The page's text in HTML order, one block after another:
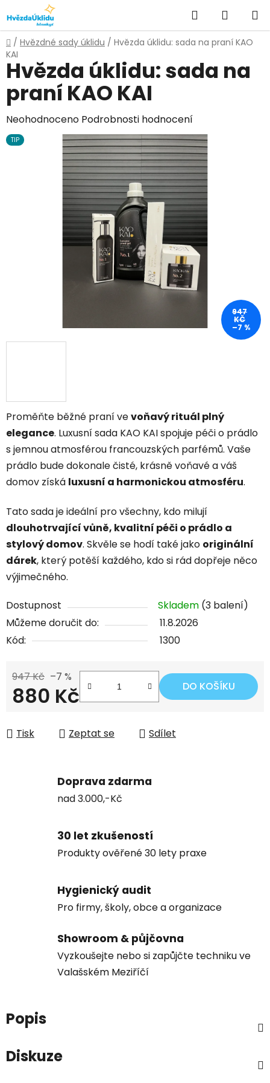
na
obsah
Hledat
KOŠÍK
Domů
/ Hvězdné sady úklidu / Hvězda úklidu: sada na praní KAO
KAI
Proměňte běžné praní vevoňavý rituál plný
elegance. Luxusní sada KAO KAI spojuje péči o prádlo
s jemnou atmosférou francouzských parfémů. Vaše
prádlo bude dokonale čisté, krásně voňavé a váš
domov získá luxusní a harmonickou atmosféru.
Tato sada je ideální pro všechny, kdo milují
dlouhotrvající vůně, kvalitní péči o prádlo a
stylový domov. Skvěle se hodí také jako originální
dárek, který potěší každého, kdo si rád dopřeje něco
výjimečného.
Dostupnost Skladem (3 balení)
Můžeme doručit do:
11.8.2026
Kód:
1300
947 Kč –7 %
880 Kč DO KOŠÍKU
Tisk Zeptat se Sdílet
Hvězda úklidu: sada na
praní KAO KAI
Průměrné
hodnocení
Neohodnoceno Podrobnosti hodnocení
TIP
947
KČ
–7 %
Doprava zdarma
nad 3.000,-Kč
30 let zkušeností
Produkty ověřené 30 lety praxe
Hygienický audit
Pro firmy, školy, obce a organizace
Showroom & půjčovna
Vyzkoušejte nebo si zapůjčte techniku ve
Valašském Meziříčí
Popis
Diskuze